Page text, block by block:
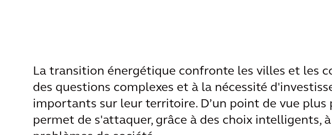
La transition énergétique confronte les villes et les
des questions complexes et à la nécessité
importants sur leur territoire. D’un point de vue plus
permet de s'attaquer, grâce à des choix intelligents,